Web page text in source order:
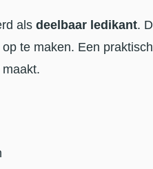
als deelbaar ledikant.
te maken. Een